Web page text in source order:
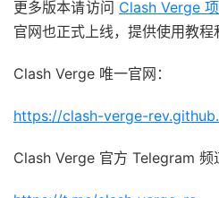
更多版本请访问 Clash Verge
官网也正式上线，提供使用教程
Clash Verge 唯一官网：
https://clash-verge-
Clash Verge 官方 Telegram 频